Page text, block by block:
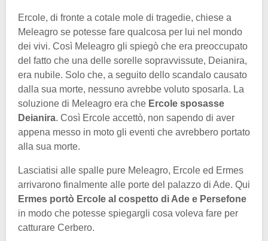
Ercole, di fronte a cotale mole di tragedie, chiese a
Meleagro se potesse fare qualcosa per lui nel mondo
dei vivi. Così Meleagro gli spiegò che era preoccupato
del fatto che una delle sorelle sopravvissute, Deianira,
era nubile. Solo che, a seguito dello scandalo causato
dalla sua morte, nessuno avrebbe voluto sposarla. La
soluzione di Meleagro era che Ercole sposasse
Deianira. Così Ercole accettò, non sapendo di aver
appena messo in moto gli eventi che avrebbero portato
alla sua morte.
Lasciatisi alle spalle pure Meleagro, Ercole ed Ermes
arrivarono finalmente alle porte del palazzo di Ade. Qui
Ermes portò Ercole al cospetto di Ade e Persefone
in modo che potesse spiegargli cosa voleva fare per
catturare Cerbero.